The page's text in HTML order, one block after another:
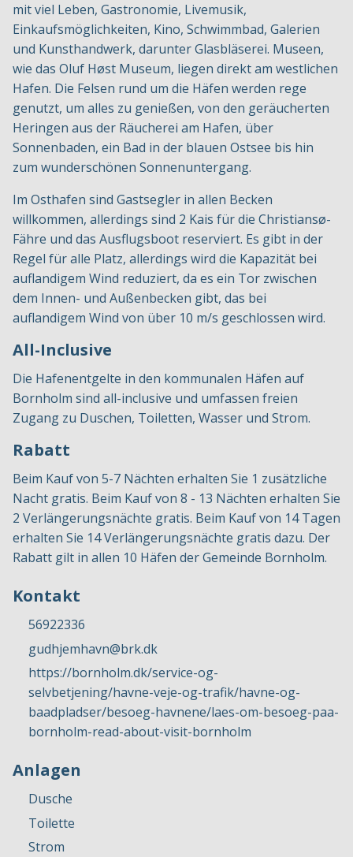
mit viel Leben, Gastronomie, Livemusik,
Einkaufsmöglichkeiten, Kino, Schwimmbad, Galerien
und Kunsthandwerk, darunter Glasbläserei. Museen,
wie das Oluf Høst Museum, liegen direkt am westlichen
Hafen. Die Felsen rund um die Häfen werden rege
genutzt, um alles zu genießen, von den geräucherten
Heringen aus der Räucherei am Hafen, über
Sonnenbaden, ein Bad in der blauen Ostsee bis hin
zum wunderschönen Sonnenuntergang.
Im Osthafen sind Gastsegler in allen Becken
willkommen, allerdings sind 2 Kais für die Christiansø-
Fähre und das Ausflugsboot reserviert. Es gibt in der
Regel für alle Platz, allerdings wird die Kapazität bei
auflandigem Wind reduziert, da es ein Tor zwischen
dem Innen- und Außenbecken gibt, das bei
auflandigem Wind von über 10 m/s geschlossen wird.
All-Inclusive
Die Hafenentgelte in den kommunalen Häfen auf
Bornholm sind all-inclusive und umfassen freien
Zugang zu Duschen, Toiletten, Wasser und Strom.
Rabatt
Beim Kauf von 5-7 Nächten erhalten Sie 1 zusätzliche
Nacht gratis. Beim Kauf von 8 - 13 Nächten erhalten Sie
2 Verlängerungsnächte gratis. Beim Kauf von 14 Tagen
erhalten Sie 14 Verlängerungsnächte gratis dazu. Der
Rabatt gilt in allen 10 Häfen der Gemeinde Bornholm.
Kontakt
56922336
gudhjemhavn@brk.dk
https://bornholm.dk/service-og-
selvbetjening/havne-veje-og-trafik/havne-og-
baadpladser/besoeg-havnene/laes-om-besoeg-paa-
bornholm-read-about-visit-bornholm
Anlagen
Dusche
Toilette
Strom